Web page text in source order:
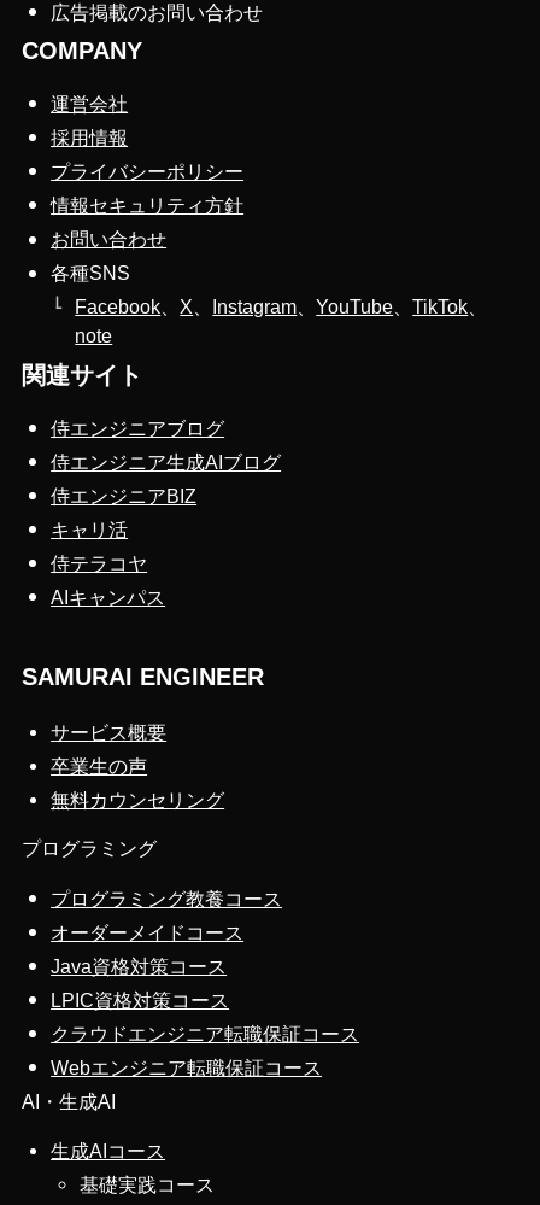
広告掲載のお問い合わせ
COMPANY
運営会社
採用情報
プライバシーポリシー
情報セキュリティ方針
お問い合わせ
各種SNS
Facebook
X Instagram 、YouTube 、TikTok
note
関連サイト
侍エンジニアブログ
侍エンジニア生成AIブログ
侍エンジニアBIZ
キャリ活
侍テラコヤ
AIキャンパス
SAMURAI ENGINEER
サービス概要
卒業生の声
無料カウンセリング
プログラミング
プログラミング教養コース
オーダーメイドコース
Java資格対策コース
LPIC資格対策コース
クラウドエンジニア転職保証コース
Webエンジニア転職保証コース
AI・生成AI
生成AIコース
基礎実践コース